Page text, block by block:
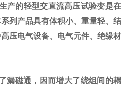
产的轻型交直流高压试验变是在
列产品具有体积小、重量轻、结
压电气设备、电气元件、绝缘材
漏磁通，因而增大了绕组间的耦